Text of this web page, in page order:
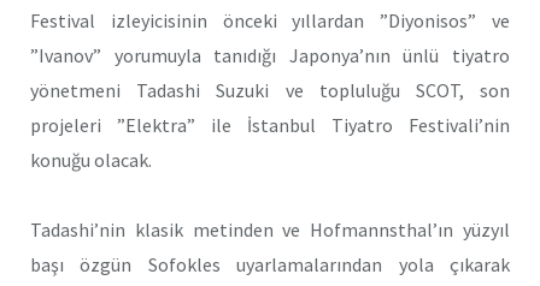
Festival izleyicisinin önceki yıllardan ”Diyonisos” ve
”Ivanov” yorumuyla tanıdığı Japonya’nın ünlü tiyatro
yönetmeni Tadashi Suzuki ve topluluğu SCOT, son
projeleri ”Elektra” ile İstanbul Tiyatro Festivali’nin
konuğu olacak.
Tadashi’nin klasik metinden ve Hofmannsthal’ın yüzyıl
başı özgün Sofokles uyarlamalarından yola çıkarak